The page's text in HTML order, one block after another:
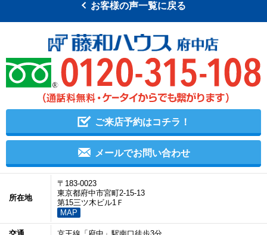
お客様の声一覧に戻る
ご来店予約はコチラ！
メールでお問い合わせ
所在地
〒183-0023
東京都府中市宮町2-15-13
第15三ツ木ビル1Ｆ
MAP